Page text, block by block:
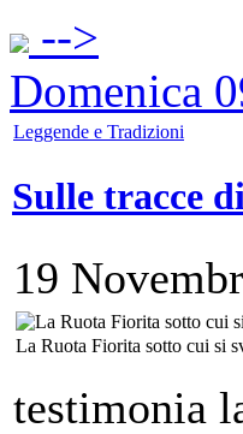
-->
Domenica
Leggende e Tradizioni
Sulle tracce
19
La Ruota Fiorita sotto cui si
testimonia